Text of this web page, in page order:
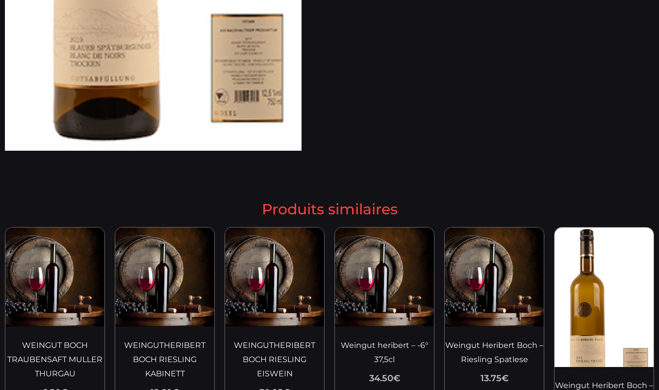
Produits similaires
WEINGUT BOCH
TRAUBENSAFT MULLER
THURGAU
WEINGUTHERIBERT
BOCH RIESLING
KABINETT
WEINGUTHERIBERT
BOCH RIESLING
EISWEIN
Weingut heribert – -6°
37,5cl
34.50€
Weingut Heribert Boch –
Riesling Spatlese
13.75€
Weingut Heribert Boch –